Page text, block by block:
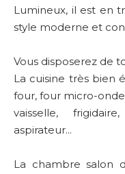
Lumineux, il est en
style moderne et
Vous disposerez de
La cuisine très bien
four, four micro-
vaisselle,
aspirateur...
La chambre salon